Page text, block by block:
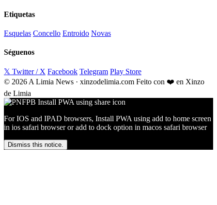
Etiquetas
Esquelas Concello Entroido Novas
Séguenos
𝕏 Twitter / X Facebook Telegram Play Store
© 2026 A Limia News · xinzodelimia.com Feito con ❤️ en Xinzo
de Limia
For IOS and IPAD browsers, Install PWA using add to home screen
in ios safari browser or add to dock option in macos safari browser
Dismiss this notice.